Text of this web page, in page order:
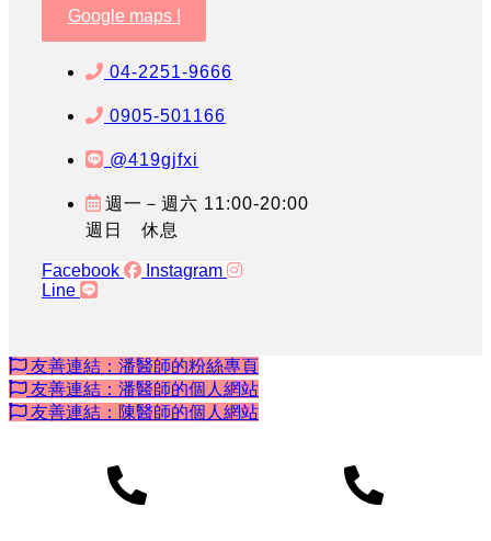
Google maps !
04-2251-9666
0905-501166
@419gjfxi
週一－週六 11:00-20:00
週日 休息
Facebook
Instagram
Line
友善連結：潘醫師的粉絲專頁
友善連結：潘醫師的個人網站
友善連結：陳醫師的個人網站